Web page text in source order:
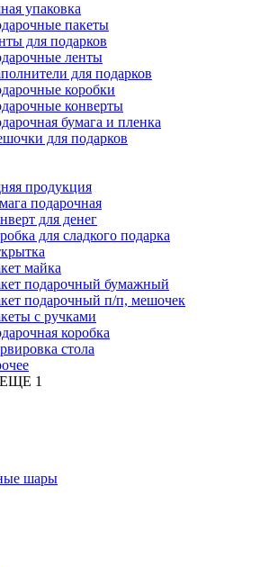
упаковка
пакеты
для подарков
ленты
для подарков
коробки
конверты
бумага и пленка
для подарков
продукция
подарочная
для денег
для сладкого подарка
майка
подарочный бумажный
подарочный п/п, мешочек
с ручками
коробка
стола
1
шары